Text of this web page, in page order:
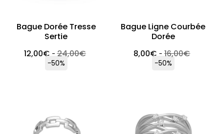
Bague Dorée Tresse
Sertie
12,00€ -24,00€
-50%
Bague Ligne Courbée
Dorée
8,00€ -16,00€
-50%